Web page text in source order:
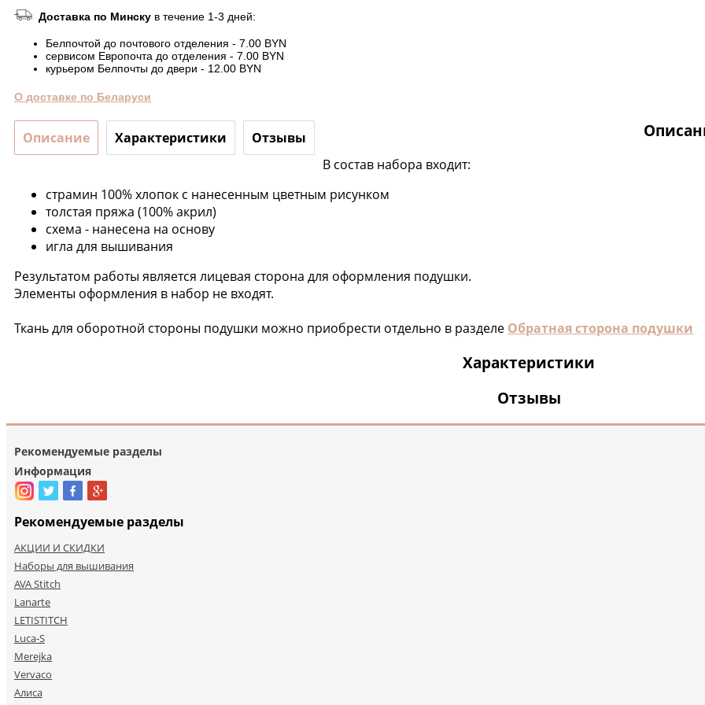
Доставка по Минску в течение 1-3 дней:
Белпочтой до почтового отделения - 7.00 BYN
сервисом Европочта до отделения - 7.00 BYN
курьером Белпочты до двери - 12.00 BYN
О доставке по Беларуси
Описание Характеристики Отзывы
В состав набора входит:
страмин 100% хлопок с нанесенным цветным рисунком
толстая пряжа (100% акрил)
схема - нанесена на основу
игла для вышивания
Результатом работы является лицевая сторона для оформления подушки.
Элементы оформления в набор не входят.
Ткань для оборотной стороны подушки можно приобрести отдельно в разделе Обратная сторона подушки
Характеристики
Отзывы
Рекомендуемые разделы
Информация
Рекомендуемые разделы
АКЦИИ И СКИДКИ
Наборы для вышивания
AVA Stitch
Lanarte
LETISTITCH
Luca-S
Merejka
Vervaco
Алиса